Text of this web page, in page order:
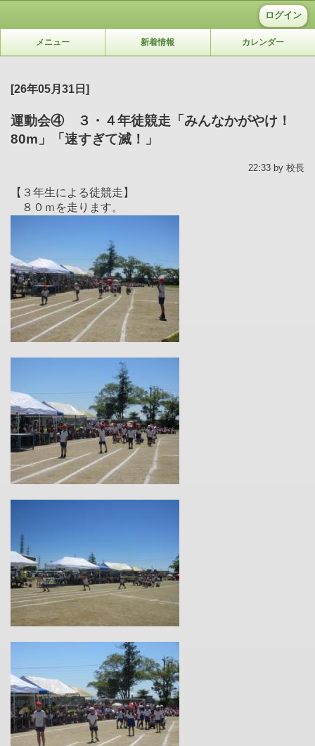
ログイン
メニュー 新着情報 カレンダー
[26年05月31日]
運動会④ ３・４年徒競走「みんなかがやけ！
80m」「速すぎて滅！」
22:33 by 校長
【３年生による徒競走】
８０ｍを走ります。